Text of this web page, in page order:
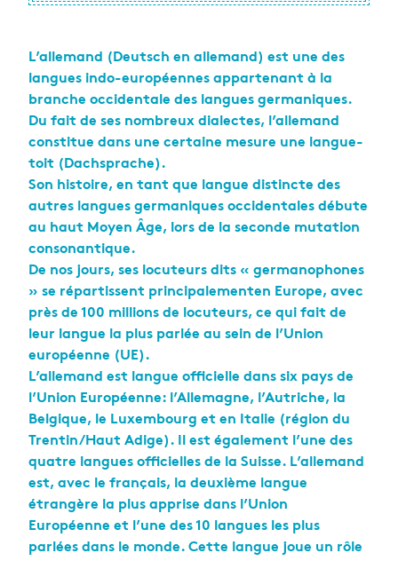
L’allemand (Deutsch en allemand) est une des
langues indo-européennes appartenant à la
branche occidentale des langues germaniques.
Du fait de ses nombreux dialectes, l’allemand
constitue dans une certaine mesure une langue-
toit (Dachsprache).
Son histoire, en tant que langue distincte des
autres langues germaniques occidentales débute
au haut Moyen Âge, lors de la seconde mutation
consonantique.
De nos jours, ses locuteurs dits « germanophones
» se répartissent principalementen Europe, avec
près de 100 millions de locuteurs, ce qui fait de
leur langue la plus parlée au sein de l’Union
européenne (UE).
L’allemand est langue officielle dans six pays de
l’Union Européenne: l’Allemagne, l’Autriche, la
Belgique, le Luxembourg et en Italie (région du
Trentin/Haut Adige). Il est également l’une des
quatre langues officielles de la Suisse. L’allemand
est, avec le français, la deuxième langue
étrangère la plus apprise dans l’Union
Européenne et l’une des 10 langues les plus
parlées dans le monde. Cette langue joue un rôle